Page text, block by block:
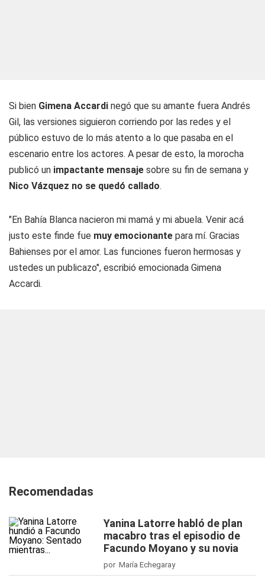
Si bien Gimena Accardi negó que su amante fuera Andrés
Gil, las versiones siguieron corriendo por las redes y el
público estuvo de lo más atento a lo que pasaba en el
escenario entre los actores. A pesar de esto, la morocha
publicó un impactante mensaje sobre su fin de semana y
Nico Vázquez no se quedó callado.
"En Bahía Blanca nacieron mi mamá y mi abuela. Venir acá
justo este finde fue muy emocionante para mí. Gracias
Bahienses por el amor. Las funciones fueron hermosas y
ustedes un publicazo", escribió emocionada Gimena
Accardi.
Recomendadas
Yanina Latorre habló de plan
macabro tras el episodio de
Facundo Moyano y su novia
por María Echegaray